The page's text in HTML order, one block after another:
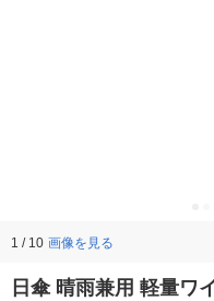
1 / 10 画像を見る
日傘 晴雨兼用 軽量ワ